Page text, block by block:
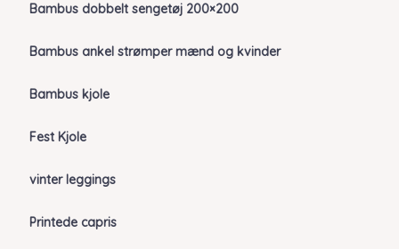
Bambus dobbelt sengetøj 200×200
Bambus ankel strømper mænd og kvinder
Bambus kjole
Fest Kjole
vinter leggings
Printede capris